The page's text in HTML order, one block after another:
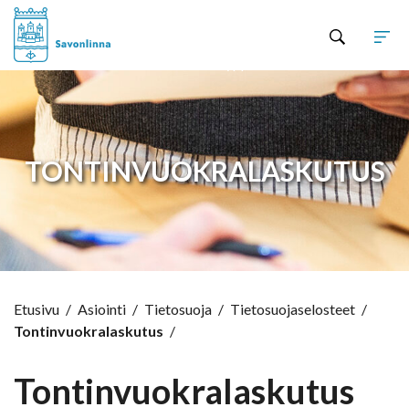
TONTINVUOKRALASKUTUS
Etusivu / Asiointi / Tietosuoja / Tietosuojaselosteet /
Tontinvuokralaskutus /
Tontinvuokralaskutus